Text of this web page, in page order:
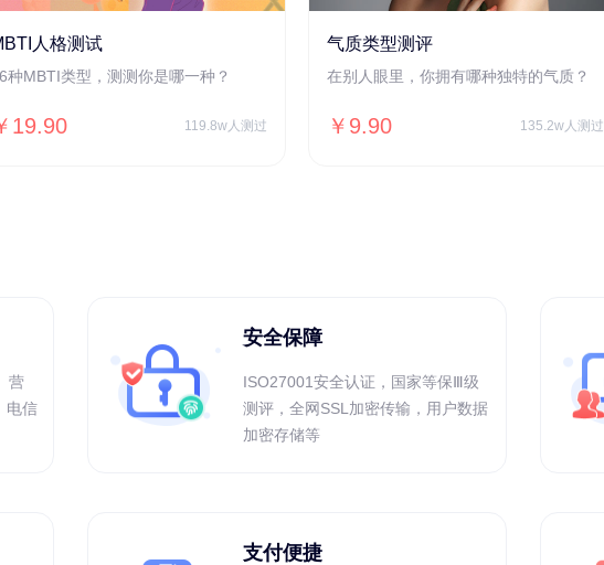
人格测试
种MBTI类型，测测你是哪一种？
19.90 119.8w人测过
气质类型测评
在别人眼里，你拥有哪种独特的气质？
￥9.90 135.2w人测过
营
电信
安全保障
ISO27001安全认证，国家等保Ⅲ级
测评，全网SSL加密传输，用户数据
加密存储等
支付便捷